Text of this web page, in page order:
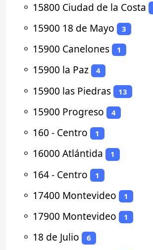
⚬ 15800 Ciudad de la Costa
⚬ 15900 18 de Mayo 3
⚬ 15900 Canelones 1
⚬ 15900 la Paz 4
⚬ 15900 las Piedras 13
⚬ 15900 Progreso 4
⚬ 160 - Centro 1
⚬ 16000 Atlántida 1
⚬ 164 - Centro 1
⚬ 17400 Montevideo 1
⚬ 17900 Montevideo 1
⚬ 18 de Julio 6